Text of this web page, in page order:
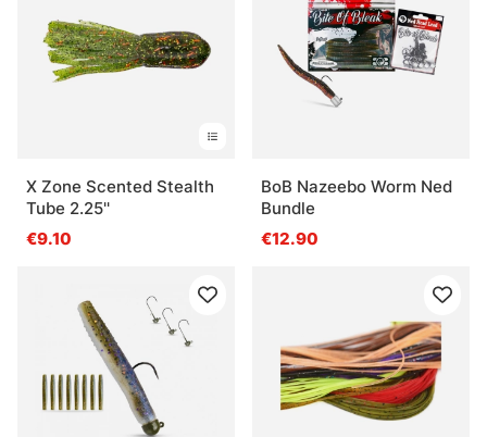
X Zone Scented Stealth
Tube 2.25''
€9.10
BoB Nazeebo Worm Ned
Bundle
€12.90